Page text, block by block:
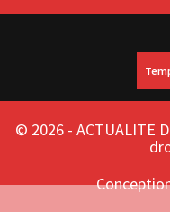
© 2026 - ACTUALITE